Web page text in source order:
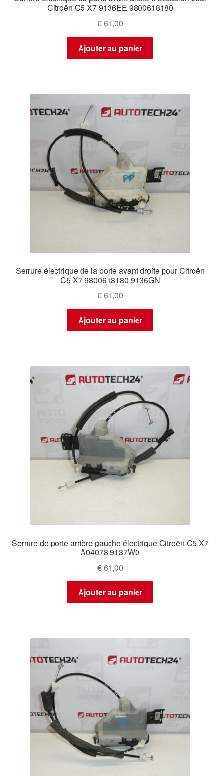
Citroën C5 X7 9136EE 9800618180
€61,00
Ajouter au panier
Serrure électrique de la porte avant droite pour Citroën
C5 X7 9800618180 9136GN
€61,00
Ajouter au panier
Serrure de porte arrière gauche électrique Citroën C5 X7
A04078 9137W0
€61,00
Ajouter au panier